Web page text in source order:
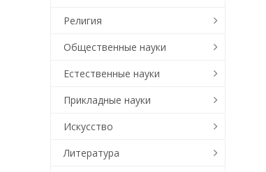
Религия
Общественные науки
Естественные науки
Прикладные науки
Искусство
Литература